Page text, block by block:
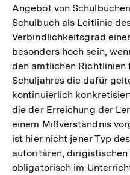
Angebot von
Schulbuch als Leitlinie
Verbindlichkeitsgrad
besonders hoch sein,
den amtlichen Richtlinien
Schuljahres die dafür
kontinuierlich
die der Erreichung der
einem Mißverständnis
ist hier nicht jener Typ
autoritären, dirigistischen
obligatorisch im